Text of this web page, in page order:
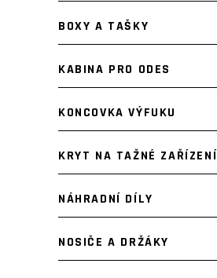
BOXY A TAŠKY
KABINA PRO ODES
KONCOVKA VÝFUKU
KRYT NA TAŽNÉ ZAŘÍZENÍ
NÁHRADNÍ DÍLY
NOSIČE A DRŽÁKY